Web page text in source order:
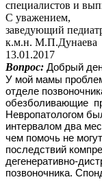
специалистов и
С уважением,
заведующий
к.м.н. М.П.Дунаева
13.01.2017
Вопрос: Добрый
У мой мамы
отделе
обезболивающие
Невропатологом
интервалом два
чем помочь не
последствий
дегенеративно-
позвоночника.